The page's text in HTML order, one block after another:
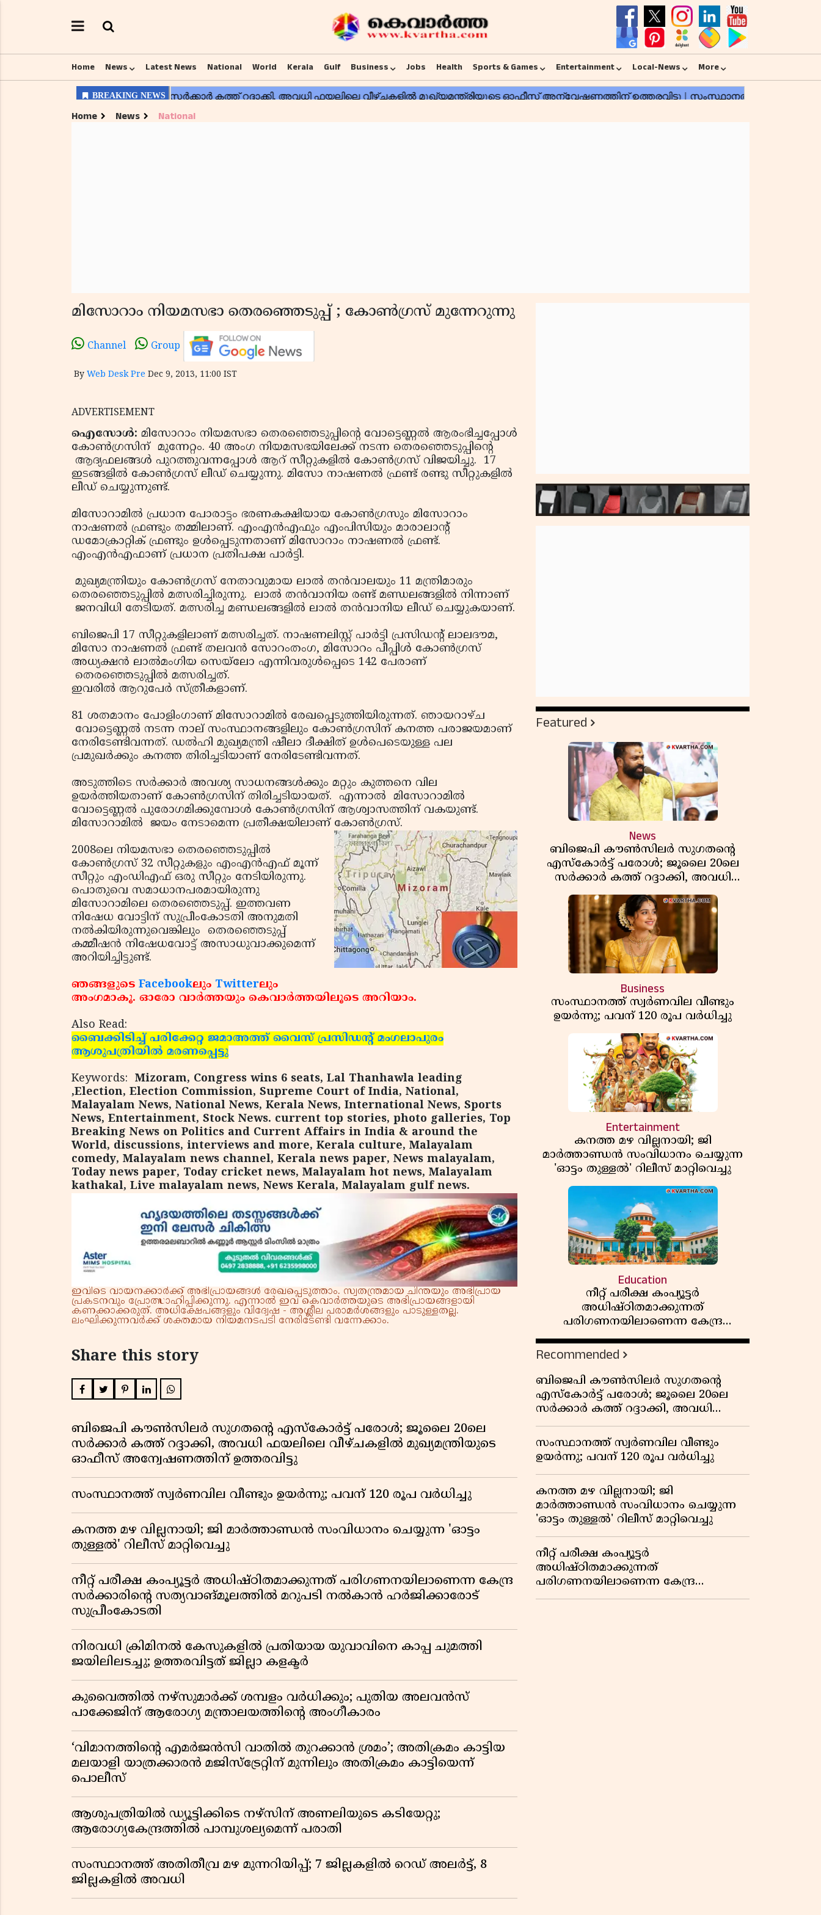
Home News Latest News National World Kerala Gulf Business Jobs Health Sports & Games Entertainment Local-News More
Home News National
മിസോറാം നിയമസഭാ തെരഞ്ഞെടുപ്പ് ; കോണ്‍ഗ്രസ് മുന്നേറുന്നു
Channel Group
By Web Desk Pre Dec 9, 2013, 11:00 IST
ADVERTISEMENT
ഐസോള്‍: മിസോറാം നിയമസഭാ തെരഞ്ഞെടുപ്പിന്റെ വോട്ടെണ്ണല്‍ ആരംഭിച്ചപ്പോള്‍
കോണ്‍ഗ്രസിന് മുന്നേറ്റം. 40 അംഗ നിയമസഭയിലേക്ക് നടന്ന തെരഞ്ഞെടുപ്പിന്റെ
ആദ്യഫലങ്ങള്‍ പുറത്തുവന്നപ്പോള്‍ ആറ് സീറ്റുകളില്‍ കോണ്‍ഗ്രസ് വിജയിച്ചു. 17
ഇടങ്ങളില്‍ കോണ്‍ഗ്രസ് ലീഡ് ചെയ്യുന്നു. മിസോ നാഷണല്‍ ഫ്രണ്ട് രണ്ടു സീറ്റുകളില്‍
ലീഡ് ചെയ്യുന്നുണ്ട്.
മിസോറാമില്‍ പ്രധാന പോരാട്ടം ഭരണകക്ഷിയായ കോണ്‍ഗ്രസും മിസോറാം
നാഷണല്‍ ഫ്രണ്ടും തമ്മിലാണ്. എംഎന്‍എഫും എംപിസിയും മാരാലാന്റ്
ഡമോക്രാറ്റിക് ഫ്രണ്ടും ഉള്‍പ്പെടുന്നതാണ് മിസോറാം നാഷണല്‍ ഫ്രണ്ട്.
എംഎന്‍എഫാണ് പ്രധാന പ്രതിപക്ഷ പാര്‍ട്ടി.
മുഖ്യമന്ത്രിയും കോണ്‍ഗ്രസ് നേതാവുമായ ലാല്‍ തന്‍വാലയും 11 മന്ത്രിമാരും
തെരഞ്ഞെടുപ്പില്‍ മത്സരിച്ചിരുന്നു. ലാല്‍ തന്‍വാനിയ രണ്ട് മണ്ഡലങ്ങളില്‍ നിന്നാണ്
ജനവിധി തേടിയത്. മത്സരിച്ച മണ്ഡലങ്ങളില്‍ ലാല്‍ തന്‍വാനിയ ലീഡ് ചെയ്യുകയാണ്.
ബിജെപി 17 സീറ്റുകളിലാണ് മത്സരിച്ചത്. നാഷണലിസ്റ്റ് പാര്‍ട്ടി പ്രസിഡന്റ് ലാലദൗമ,
മിസോ നാഷണല്‍ ഫ്രണ്ട് തലവന്‍ സോറംതംഗ, മിസോറം പീപ്പിള്‍ കോണ്‍ഗ്രസ്
അധ്യക്ഷന്‍ ലാല്‍മംഗിയ സെയ്‌ലോ എന്നിവരുള്‍പ്പെടെ 142 പേരാണ്
തെരഞ്ഞെടുപ്പില്‍ മത്സരിച്ചത്.
ഇവരില്‍ ആറുപേര്‍ സ്ത്രീകളാണ്.
81 ശതമാനം പോളിംഗാണ് മിസോറാമില്‍ രേഖപ്പെടുത്തിയിരുന്നത്. ഞായറാഴ്ച
വോട്ടെണ്ണല്‍ നടന്ന നാല് സംസ്ഥാനങ്ങളിലും കോണ്‍ഗ്രസിന് കനത്ത പരാജയമാണ്
നേരിടേണ്ടിവന്നത്. ഡല്‍ഹി മുഖ്യമന്ത്രി ഷീലാ ദീക്ഷിത് ഉള്‍പെടെയുള്ള പല
പ്രമുഖര്‍ക്കും കനത്ത തിരിച്ചടിയാണ് നേരിടേണ്ടിവന്നത്.
അടുത്തിടെ സര്‍ക്കാര്‍ അവശ്യ സാധനങ്ങള്‍ക്കും മറ്റും കുത്തനെ വില
ഉയര്‍ത്തിയതാണ് കോണ്‍ഗ്രസിന് തിരിച്ചടിയായത്. എന്നാല്‍ മിസോറാമില്‍
വോട്ടെണ്ണല്‍ പുരോഗമിക്കുമ്പോള്‍ കോണ്‍ഗ്രസിന് ആശ്വാസത്തിന് വകയുണ്ട്.
മിസോറാമില്‍ ജയം നേടാമെന്ന പ്രതീക്ഷയിലാണ് കോണ്‍ഗ്രസ്.
2008ലെ നിയമസഭാ തെരഞ്ഞെടുപ്പില്‍
കോണ്‍ഗ്രസ് 32 സീറ്റുകളും എംഎന്‍എഫ് മൂന്ന്
സീറ്റും എംഡിഎഫ് ഒരു സീറ്റും നേടിയിരുന്നു.
പൊതുവെ സമാധാനപരമായിരുന്നു
മിസോറാമിലെ തെരഞ്ഞെടുപ്പ്. ഇത്തവണ
നിഷേധ വോട്ടിന് സുപ്രീംകോടതി അനുമതി
നല്‍കിയിരുന്നുവെങ്കിലും തെരഞ്ഞെടുപ്പ്
കമ്മീഷന്‍ നിഷേധവോട്ട് അസാധുവാക്കുമെന്ന്
അറിയിച്ചിട്ടുണ്ട്.
ഞങ്ങളുടെ Facebookലും Twitterലും
അംഗമാകൂ. ഓരോ വാര്‍ത്തയും കെവാര്‍ത്തയിലൂടെ അറിയാം.
Also Read:
ബൈക്കിടിച്ച് പരിക്കേറ്റ ജമാഅത്ത് വൈസ് പ്രസിഡന്റ് മംഗലാപുരം
ആശുപത്രിയില്‍ മരണപ്പെട്ടു
Keywords: Mizoram, Congress wins 6 seats, Lal Thanhawla leading
,Election, Election Commission, Supreme Court of India, National,
Malayalam News, National News, Kerala News, International News, Sports
News, Entertainment, Stock News. current top stories, photo galleries, Top
Breaking News on Politics and Current Affairs in India & around the
World, discussions, interviews and more, Kerala culture, Malayalam
comedy, Malayalam news channel, Kerala news paper, News malayalam,
Today news paper, Today cricket news, Malayalam hot news, Malayalam
kathakal, Live malayalam news, News Kerala, Malayalam gulf news.
ഇവിടെ വായനക്കാർക്ക് അഭിപ്രായങ്ങൾ രേഖപ്പെടുത്താം. സ്വതന്ത്രമായ ചിന്തയും അഭിപ്രായ
പ്രകടനവും പ്രോത്സാഹിപ്പിക്കുന്നു. എന്നാൽ ഇവ കെവാർത്തയുടെ അഭിപ്രായങ്ങളായി
കണക്കാക്കരുത്. അധിക്ഷേപങ്ങളും വിദ്വേഷ - അശ്ലീല പരാമർശങ്ങളും പാടുള്ളതല്ല.
ലംഘിക്കുന്നവർക്ക് ശക്തമായ നിയമനടപടി നേരിടേണ്ടി വന്നേക്കാം.
Share this story
ബിജെപി കൗൺസിലർ സുഗതന്റെ എസ്‌കോർട്ട് പരോൾ; ജൂലൈ 20ലെ
സർക്കാർ കത്ത് റദ്ദാക്കി, അവധി ഫയലിലെ വീഴ്ചകളിൽ മുഖ്യമന്ത്രിയുടെ
ഓഫീസ് അന്വേഷണത്തിന് ഉത്തരവിട്ടു
സംസ്ഥാനത്ത് സ്വര്‍ണവില വീണ്ടും ഉയർന്നു; പവന് 120 രൂപ വര്‍ധിച്ചു
കനത്ത മഴ വില്ലനായി; ജി മാർത്താണ്ഡൻ സംവിധാനം ചെയ്യുന്ന 'ഓട്ടം
തുള്ളൽ' റിലീസ് മാറ്റിവെച്ചു
നീറ്റ് പരീക്ഷ കംപ്യൂട്ടർ അധിഷ്ഠിതമാക്കുന്നത് പരിഗണനയിലാണെന്ന കേന്ദ്ര
സർക്കാരിൻ്റെ സത്യവാങ്മൂലത്തിൽ മറുപടി നൽകാൻ ഹർജിക്കാരോട്
സുപ്രീംകോടതി
നിരവധി ക്രിമിനൽ കേസുകളിൽ പ്രതിയായ യുവാവിനെ കാപ്പ ചുമത്തി
ജയിലിലടച്ചു; ഉത്തരവിട്ടത് ജില്ലാ കളക്ടർ
കുവൈത്തിൽ നഴ്‌സുമാർക്ക് ശമ്പളം വർധിക്കും; പുതിയ അലവൻസ്
പാക്കേജിന് ആരോഗ്യ മന്ത്രാലയത്തിൻ്റെ അംഗീകാരം
‘വിമാനത്തിൻ്റെ എമർജൻസി വാതിൽ തുറക്കാൻ ശ്രമം’; അതിക്രമം കാട്ടിയ
മലയാളി യാത്രക്കാരൻ മജിസ്ട്രേറ്റിന് മുന്നിലും അതിക്രമം കാട്ടിയെന്ന്
പൊലീസ്
ആശുപത്രിയിൽ ഡ്യൂട്ടിക്കിടെ നഴ്സിന് അണലിയുടെ കടിയേറ്റു;
ആരോഗ്യകേന്ദ്രത്തിൽ പാമ്പുശല്യമെന്ന് പരാതി
സംസ്ഥാനത്ത് അതിതീവ്ര മഴ മുന്നറിയിപ്പ്; 7 ജില്ലകളിൽ റെഡ് അലർട്ട്, 8
ജില്ലകളിൽ അവധി
Featured
News
ബിജെപി കൗൺസിലർ സുഗതന്റെ
എസ്‌കോർട്ട് പരോൾ; ജൂലൈ 20ലെ
സർക്കാർ കത്ത് റദ്ദാക്കി, അവധി
ഫയലിലെ വീഴ്ചകളിൽ മുഖ്യമന്ത്രിയുടെ
ഓഫീസ് അന്വേഷണത്തിന് ഉത്തരവിട്ടു
Business
സംസ്ഥാനത്ത് സ്വര്‍ണവില വീണ്ടും
ഉയർന്നു; പവന് 120 രൂപ വര്‍ധിച്ചു
Entertainment
കനത്ത മഴ വില്ലനായി; ജി
മാർത്താണ്ഡൻ സംവിധാനം ചെയ്യുന്ന
'ഓട്ടം തുള്ളൽ' റിലീസ് മാറ്റിവെച്ചു
Education
നീറ്റ് പരീക്ഷ കംപ്യൂട്ടർ
അധിഷ്ഠിതമാക്കുന്നത്
പരിഗണനയിലാണെന്ന കേന്ദ്ര
സർക്കാരിൻ്റെ സത്യവാങ്മൂലത്തിൽ
മറുപടി നൽകാൻ ഹർജിക്കാരോട്
സുപ്രീംകോടതി
Recommended
ബിജെപി കൗൺസിലർ സുഗതന്റെ
എസ്‌കോർട്ട് പരോൾ; ജൂലൈ 20ലെ
സർക്കാർ കത്ത് റദ്ദാക്കി, അവധി
ഫയലിലെ വീഴ്ചകളിൽ മുഖ്യമന്ത്രിയുടെ
ഓഫീസ് അന്വേഷണത്തിന് ഉത്തരവിട്ടു
സംസ്ഥാനത്ത് സ്വര്‍ണവില വീണ്ടും
ഉയർന്നു; പവന് 120 രൂപ വര്‍ധിച്ചു
കനത്ത മഴ വില്ലനായി; ജി
മാർത്താണ്ഡൻ സംവിധാനം ചെയ്യുന്ന
'ഓട്ടം തുള്ളൽ' റിലീസ് മാറ്റിവെച്ചു
നീറ്റ് പരീക്ഷ കംപ്യൂട്ടർ
അധിഷ്ഠിതമാക്കുന്നത്
പരിഗണനയിലാണെന്ന കേന്ദ്ര
സർക്കാരിൻ്റെ സത്യവാങ്മൂലത്തിൽ